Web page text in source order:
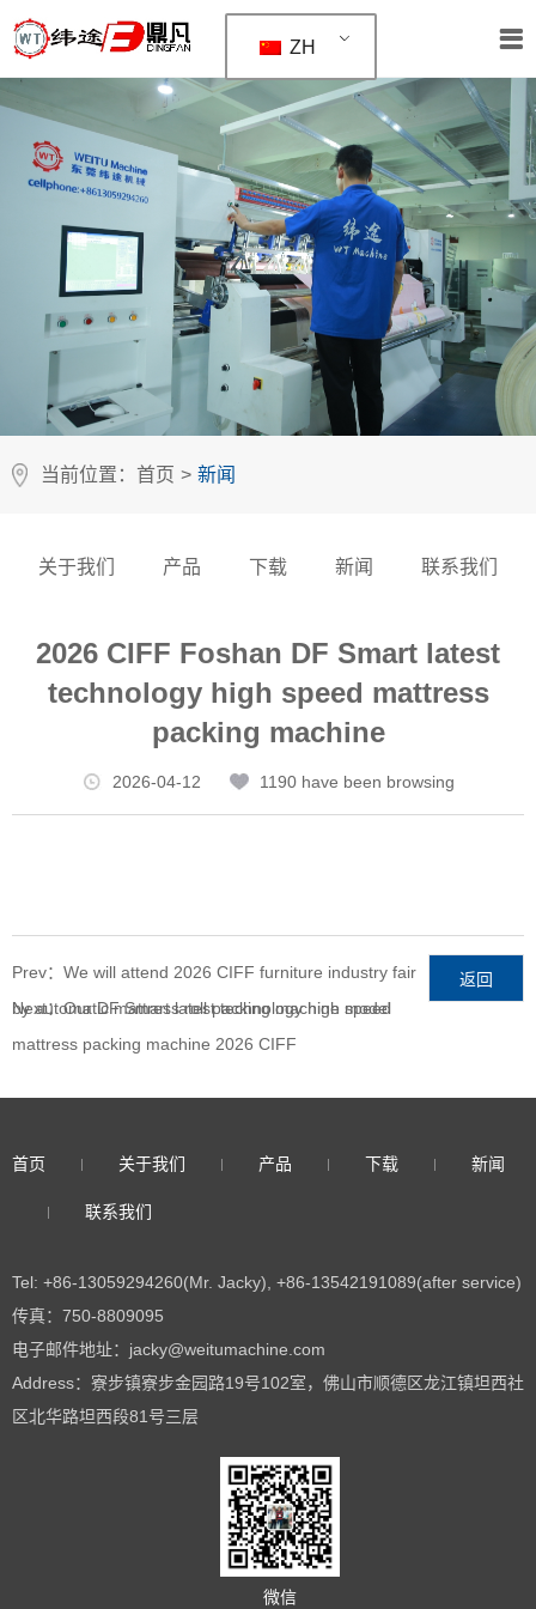
ZH
当前位置： 首页 > 新闻
关于我们 产品 下载 新闻 联系我们
2026 CIFF Foshan DF Smart latest
technology high speed mattress
packing machine
2026-04-12 1190 have been browsing
返回
Prev：We will attend 2026 CIFF furniture industry fair
by automatic mattress roll packing machine model
Next：Our DF Smart latest technology high speed
mattress packing machine 2026 CIFF
首页 关于我们 产品 下载 新闻
联系我们
Tel: +86-13059294260(Mr. Jacky), +86-13542191089(after service)
传真：750-8809095
电子邮件地址：jacky@weitumachine.com
Address：寮步镇寮步金园路19号102室，佛山市顺德区龙江镇坦西社
区北华路坦西段81号三层
微信